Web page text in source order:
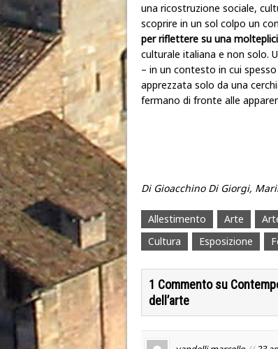
una ricostruzione sociale,
scoprire in un sol colpo un
per riflettere su una
culturale italiana e non solo.
– in un contesto in cui
apprezzata solo da una
fermano di fronte alle
Di Gioacchino Di Giorgi,
Allestimento Arte
Cultura
Esposizione
1 Commento su
dell’arte